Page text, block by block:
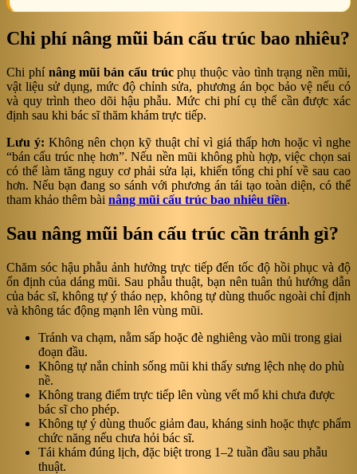
Chi phí nâng mũi bán cấu trúc bao nhiêu?
Chi phí nâng mũi bán cấu trúcphụ thuộc vào tình trạng nền mũi,
vật liệu sử dụng, mức độ chỉnh sửa, phương án bọc bảo vệ nếu có
và quy trình theo dõi hậu phẫu. Mức chi phí cụ thể cần được xác
định sau khi bác sĩ thăm khám trực tiếp.
Lưu ý: Không nên chọn kỹ thuật chỉ vì giá thấp hơn hoặc vì nghe
“bán cấu trúc nhẹ hơn”. Nếu nền mũi không phù hợp, việc chọn sai
có thể làm tăng nguy cơ phải sửa lại, khiến tổng chi phí về sau cao
hơn. Nếu bạn đang so sánh với phương án tái tạo toàn diện, có thể
tham khảo thêm bài nâng mũi cấu trúc bao nhiêu tiền.
Sau nâng mũi bán cấu trúc cần tránh gì?
Chăm sóc hậu phẫu ảnh hưởng trực tiếp đến tốc độ hồi phục và độ
ổn định của dáng mũi. Sau phẫu thuật, bạn nên tuân thủ hướng dẫn
của bác sĩ, không tự ý tháo nẹp, không tự dùng thuốc ngoài chỉ định
và không tác động mạnh lên vùng mũi.
Tránh va chạm, nằm sấp hoặc đè nghiêng vào mũi trong giai
đoạn đầu.
Không tự nắn chỉnh sống mũi khi thấy sưng lệch nhẹ do phù
nề.
Không trang điểm trực tiếp lên vùng vết mổ khi chưa được
bác sĩ cho phép.
Không tự ý dùng thuốc giảm đau, kháng sinh hoặc thực phẩm
chức năng nếu chưa hỏi bác sĩ.
Tái khám đúng lịch, đặc biệt trong 1–2 tuần đầu sau phẫu
thuật.